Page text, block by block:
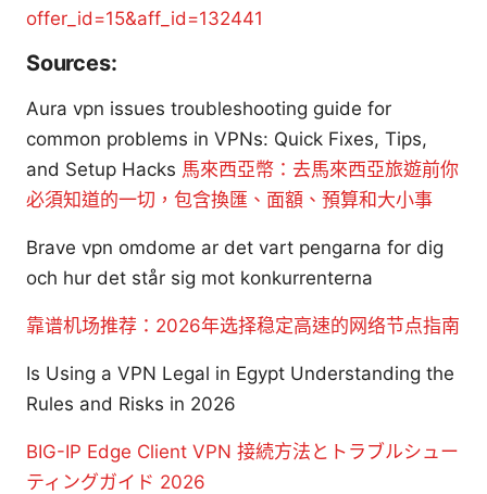
offer_id=15&aff_id=132441
Sources:
Aura vpn issues troubleshooting guide for
common problems in VPNs: Quick Fixes, Tips,
and Setup Hacks 馬來西亞幣：去馬來西亞旅遊前你
必須知道的一切，包含換匯、面額、預算和大小事
Brave vpn omdome ar det vart pengarna for dig
och hur det står sig mot konkurrenterna
靠谱机场推荐：2026年选择稳定高速的网络节点指南
Is Using a VPN Legal in Egypt Understanding the
Rules and Risks in 2026
BIG-IP Edge Client VPN 接続方法とトラブルシュー
ティングガイド 2026